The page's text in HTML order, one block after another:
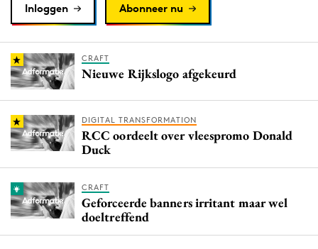
Purpose Marketing
Reputatie & crisis
Inloggen Abonneer nu
CRAFT
Nieuwe Rijkslogo afgekeurd
DIGITAL TRANSFORMATION
RCC oordeelt over vleespromo Donald
Duck
CRAFT
Geforceerde banners irritant maar wel
doeltreffend